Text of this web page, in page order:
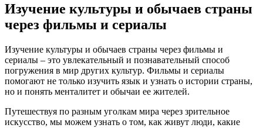
Изучение культуры и обычаев страны
через фильмы и сериалы
Изучение культуры и обычаев страны через фильмы и
сериалы – это увлекательный и познавательный способ
погружения в мир других культур. Фильмы и сериалы
помогают не только изучить язык и узнать о истории страны,
но и понять менталитет и обычаи ее жителей.
Путешествуя по разным уголкам мира через зрительное
искусство, мы можем узнать о том, как живут люди, какие